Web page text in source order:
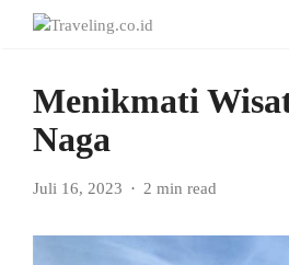
Menikmati
Naga
Juli 16, 2023 2 min read